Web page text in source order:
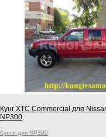
Кунг XTC Commercial для
NP300
Кунги для NP300